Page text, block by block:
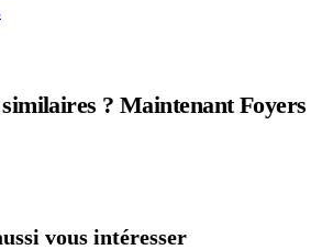
similaires ? MaintenantFoyers
vous intéresser